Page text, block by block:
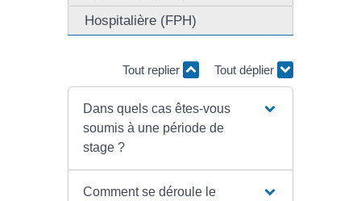
Hospitalière (FPH)
Tout replier Tout déplier
Dans quels cas êtes-vous
soumis à une période de
stage ?
Comment se déroule le